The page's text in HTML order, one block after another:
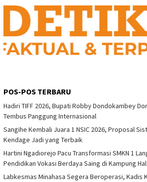
POS-POS TERBARU
Hadiri TIFF 2026, Bupati Robby Dondokambey
Tembus Panggung Internasional
Sangihe Kembali Juara 1 NSIC 2026, Proposal
Kendage Jadi yang Terbaik
Hartini Ngadiorejo Pacu Transformasi SMKN 1
Pendidikan Vokasi Berdaya Saing di Kampung
Labkesmas Minahasa Segera Beroperasi, Kadis